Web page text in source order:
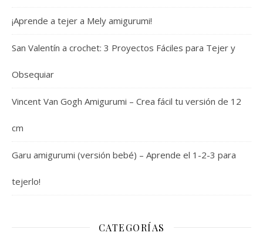
¡Aprende a tejer a Mely amigurumi!
San Valentín a crochet: 3 Proyectos Fáciles para Tejer y
Obsequiar
Vincent Van Gogh Amigurumi – Crea fácil tu versión de 12
cm
Garu amigurumi (versión bebé) – Aprende el 1-2-3 para
tejerlo!
CATEGORÍAS